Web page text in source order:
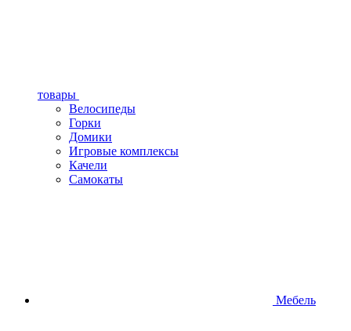
товары
Велосипеды
Горки
Домики
Игровые комплексы
Качели
Самокаты
Мебель